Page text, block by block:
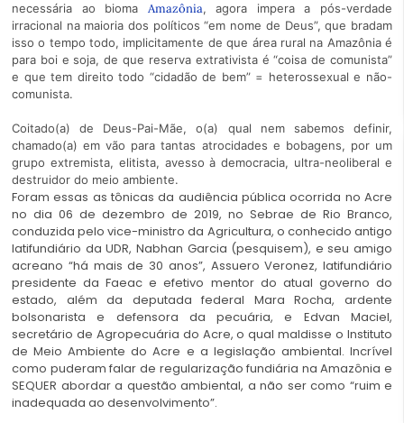
necessária ao bioma Amazônia, agora impera a pós-verdade
irracional na maioria dos políticos “em nome de Deus”, que bradam
isso o tempo todo, implicitamente de que área rural na Amazônia é
para boi e soja, de que reserva extrativista é “coisa de comunista”
e que tem direito todo “cidadão de bem” = heterossexual e não-
comunista.
Coitado(a) de Deus-Pai-Mãe, o(a) qual nem sabemos definir,
chamado(a) em vão para tantas atrocidades e bobagens, por um
grupo extremista, elitista, avesso à democracia, ultra-neoliberal e
destruidor do meio ambiente.
Foram essas as tônicas da audiência pública ocorrida no Acre
no dia 06 de dezembro de 2019, no Sebrae de Rio Branco,
conduzida pelo vice-ministro da Agricultura, o conhecido antigo
latifundiário da UDR, Nabhan Garcia (pesquisem), e seu amigo
acreano “há mais de 30 anos”, Assuero Veronez, latifundiário
presidente da Faeac e efetivo mentor do atual governo do
estado, além da deputada federal Mara Rocha, ardente
bolsonarista e defensora da pecuária, e Edvan Maciel,
secretário de Agropecuária do Acre, o qual maldisse o Instituto
de Meio Ambiente do Acre e a legislação ambiental. Incrível
como puderam falar de regularização fundiária na Amazônia e
SEQUER abordar a questão ambiental, a não ser como “ruim e
inadequada ao desenvolvimento”.